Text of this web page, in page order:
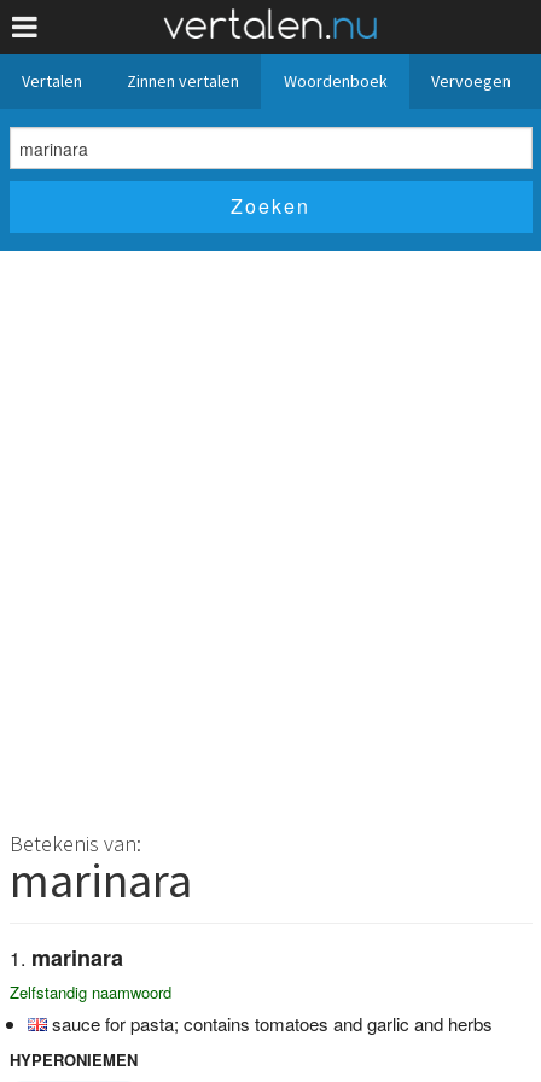
Vertalen Zinnen vertalen Woordenboek Vervoegen
Betekenis van:
marinara
marinara
Zelfstandig naamwoord
sauce for pasta; contains tomatoes and garlic and herbs
HYPERONIEMEN